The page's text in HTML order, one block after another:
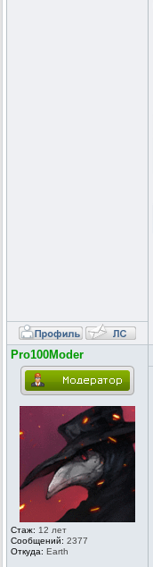
Pro100Moder
Стаж: 12 лет
Сообщений: 2377
Откуда: Earth